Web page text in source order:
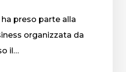
ha preso parte alla
organizzata da
il…